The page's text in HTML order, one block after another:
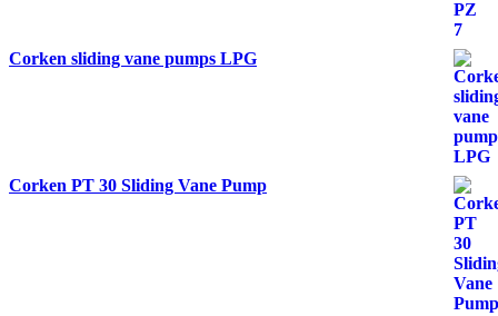
Corken sliding vane pumps LPG
Corken PT 30 Sliding Vane Pump